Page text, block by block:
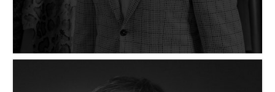
met daarop artikelen, events en de laatste
nieuwsberichten.
MAARTEN VAN DRUNEN
Van Drunen Schoenfabriek